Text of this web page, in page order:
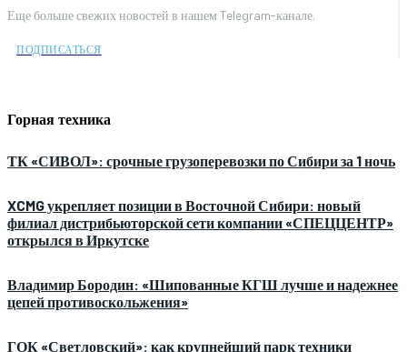
Еще больше свежих новостей в нашем Telegram-канале.
ПОДПИСАТЬСЯ
Горная техника
ТК «СИВОЛ»: срочные грузоперевозки по Сибири за 1 ночь
XCMG укрепляет позиции в Восточной Сибири: новый
филиал дистрибьюторской сети компании «СПЕЦЦЕНТР»
открылся в Иркутске
Владимир Бородин: «Шипованные КГШ лучше и надежнее
цепей противоскольжения»
ГОК «Светловский»: как крупнейший парк техники